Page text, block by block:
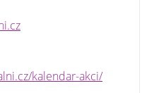
kalendar-akci/